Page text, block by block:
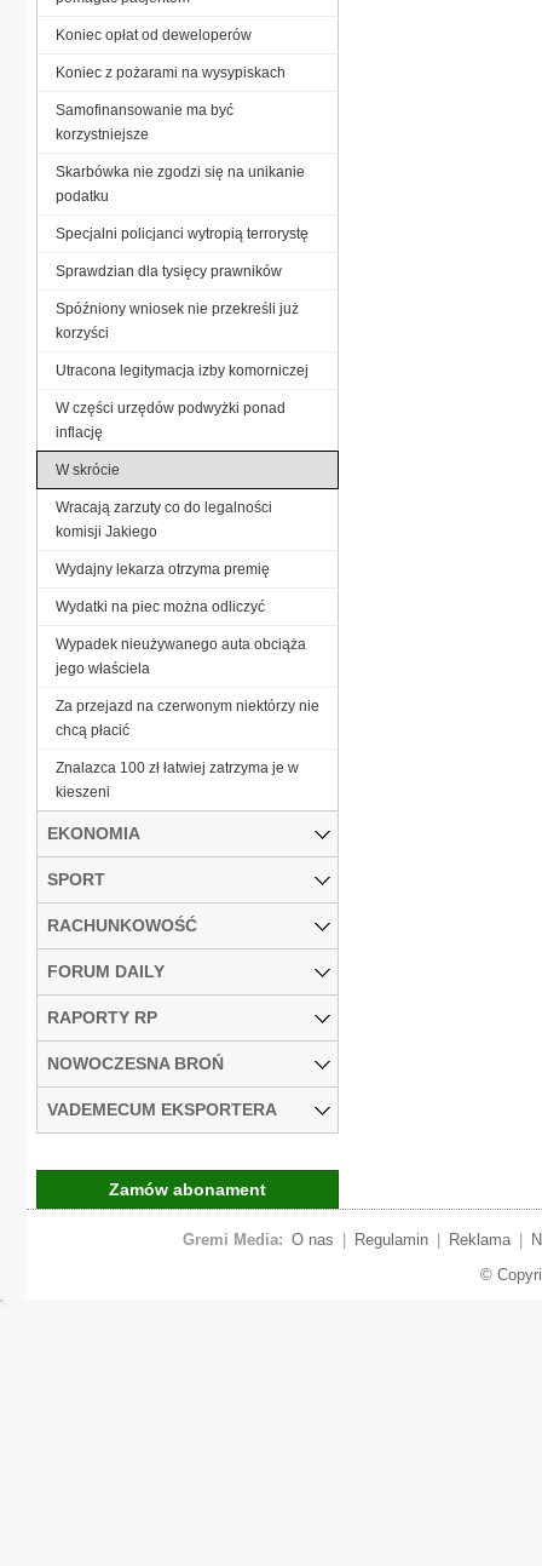
Koniec opłat od deweloperów
Koniec z pożarami na wysypiskach
Samofinansowanie ma być
korzystniejsze
Skarbówka nie zgodzi się na unikanie
podatku
Specjalni policjanci wytropią terrorystę
Sprawdzian dla tysięcy prawników
Spóźniony wniosek nie przekreśli już
korzyści
Utracona legitymacja izby komorniczej
W części urzędów podwyżki ponad
inflację
W skrócie
Wracają zarzuty co do legalności
komisji Jakiego
Wydajny lekarza otrzyma premię
Wydatki na piec można odliczyć
Wypadek nieużywanego auta obciąża
jego właściela
Za przejazd na czerwonym niektórzy nie
chcą płacić
Znalazca 100 zł łatwiej zatrzyma je w
kieszeni
EKONOMIA
SPORT
RACHUNKOWOŚĆ
FORUM DAILY
RAPORTY RP
NOWOCZESNA BROŃ
VADEMECUM EKSPORTERA
Zamów abonament
Gremi Media: O nas Regulamin Reklama
©